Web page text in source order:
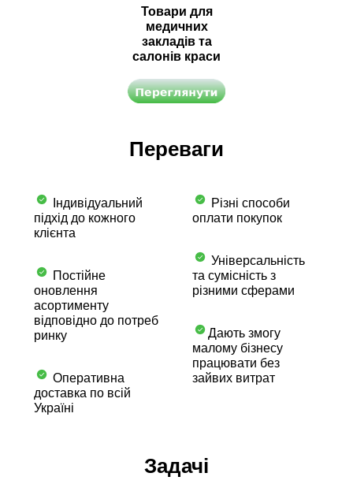
Товари для
медичних
закладів та
салонів краси
Переваги
Індивідуальний
підхід до кожного
клієнта
Постійне
оновлення
асортименту
відповідно до потреб
ринку
Оперативна
доставка по всій
Україні
Різні способи
оплати покупок
Універсальність
та сумісність з
різними сферами
Дають змогу
малому бізнесу
працювати без
зайвих витрат
Задачі